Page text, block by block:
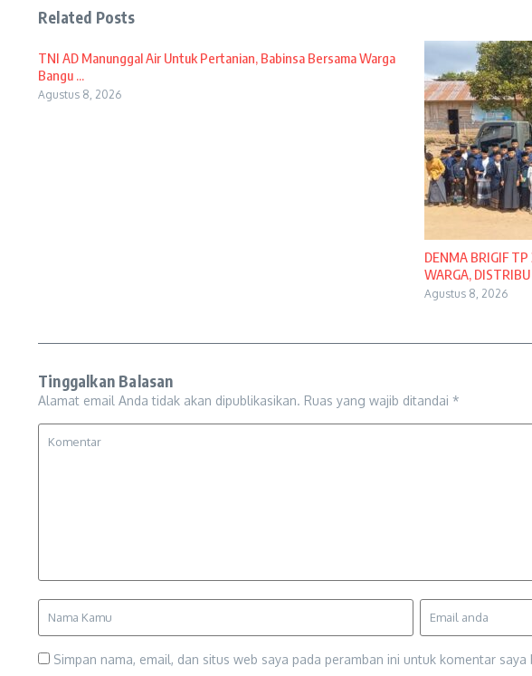
Related Posts
TNI AD Manunggal Air Untuk Pertanian, Babinsa Bersama Warga
Bangu ...
Agustus 8, 2026
DENMA BRIGIF TP
WARGA, DISTRIBU
Agustus 8, 2026
Tinggalkan Balasan
Alamat email Anda tidak akan dipublikasikan. Ruas yang wajib ditandai *
Simpan nama, email, dan situs web saya pada peramban ini untuk komentar saya